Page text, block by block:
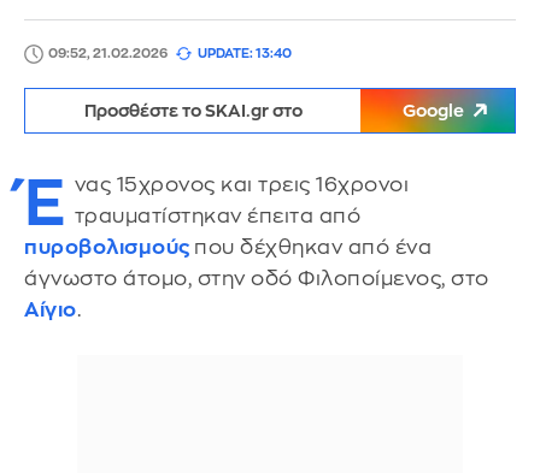
09:52, 21.02.2026 UPDATE: 13:40
Προσθέστε το SKAI.gr στο Google
Έ νας 15χρονος και τρεις 16χρονοι
τραυματίστηκαν έπειτα από
πυροβολισμούς που δέχθηκαν από ένα
άγνωστο άτομο, στην οδό Φιλοποίμενος, στο
Αίγιο.